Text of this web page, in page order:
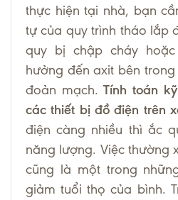
thực hiện tại nhà, bạn
tự của quy trình tháo lắp
quy bị chập cháy
hưởng đến axit bên
đoản mạch.Tính toán
các thiết bị đồ điện trên
điện càng nhiều thì ắc
năng lượng. Việc thường
cũng là một trong
giảm tuổi thọ của bình.